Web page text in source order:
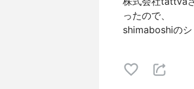
ったので、
shimaboshiのシ